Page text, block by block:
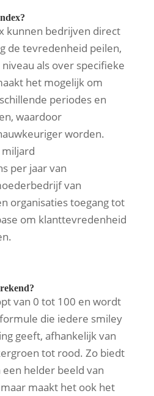
kunnen bedrijven direct
de tevredenheid peilen,
als over specifieke
het mogelijk om
periodes en
waardoor
worden.
per jaar van
van
organisaties toegang tot
om klanttevredenheid
van 0 tot 100 en wordt
die iedere smiley
geeft, afhankelijk van
tot rood. Zo biedt
helder beeld van
maakt het ook het